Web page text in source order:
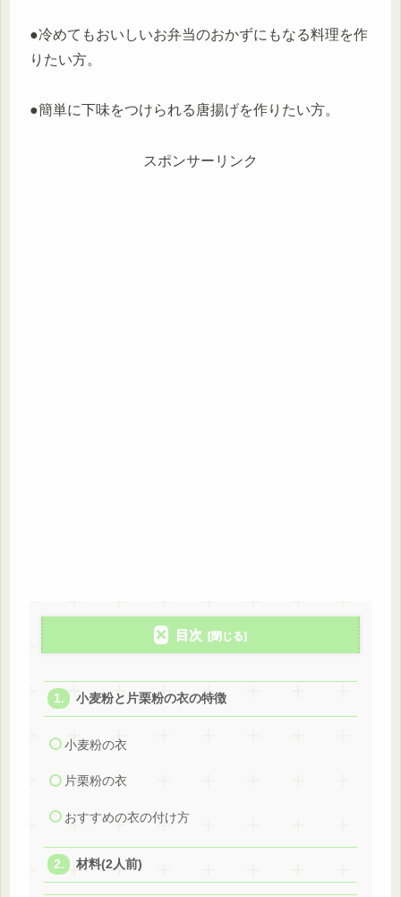
●冷めてもおいしいお弁当のおかずにもなる料理を作
りたい方。
●簡単に下味をつけられる唐揚げを作りたい方。
スポンサーリンク
目次
小麦粉と片栗粉の衣の特徴
小麦粉の衣
片栗粉の衣
おすすめの衣の付け方
材料(2人前)